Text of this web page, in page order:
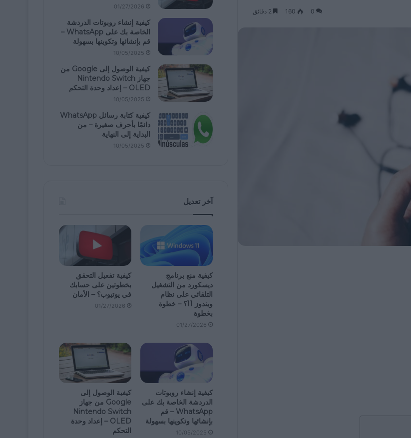
0
160
01/27/2026
كيفية إنشاء روبوتات الدردشة
الخاصة بك على WhatsApp –
قم بإنشائها وتكوينها بسهولة
10/05/2025
كيفية الوصول إلى Google من
جهاز Nintendo Switch
OLED – إعداد وحدة التحكم
10/05/2025
كيفية كتابة رسائل WhatsApp
دائمًا بأحرف صغيرة – من
البداية إلى النهاية
10/05/2025
آخر تعديل
كيفية منع برنامج
ديسكورد من التشغيل
التلقائي على نظام
ويندوز 11؟ – خطوة
بخطوة
01/27/2026
كيفية تفعيل التحقق
بخطوتين على حسابك
في يوتيوب؟ – الأمان
01/27/2026
كيفية إنشاء روبوتات
الدردشة الخاصة بك على
WhatsApp – قم
بإنشائها وتكوينها بسهولة
10/05/2025
كيفية الوصول إلى
Google من جهاز
Nintendo Switch
OLED – إعداد وحدة
التحكم